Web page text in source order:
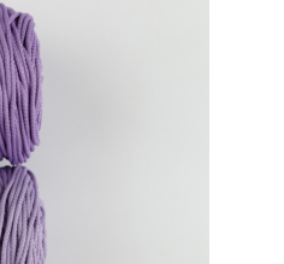
можно
выбрать
на
странице
товара.